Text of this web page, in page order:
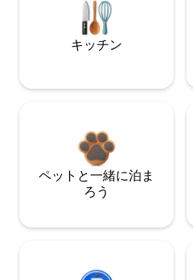
キッチン
ペットと一緒に泊ま
ろう